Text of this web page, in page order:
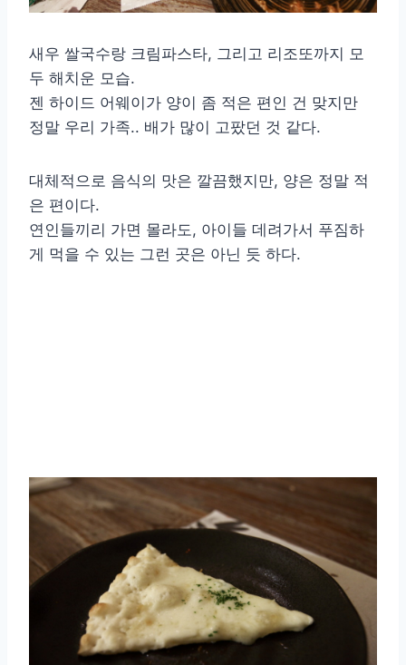
새우 쌀국수랑 크림파스타, 그리고 리조또까지 모
두 해치운 모습.
젠 하이드 어웨이가 양이 좀 적은 편인 건 맞지만
정말 우리 가족.. 배가 많이 고팠던 것 같다.
대체적으로 음식의 맛은 깔끔했지만, 양은 정말 적
은 편이다.
연인들끼리 가면 몰라도, 아이들 데려가서 푸짐하
게 먹을 수 있는 그런 곳은 아닌 듯 하다.